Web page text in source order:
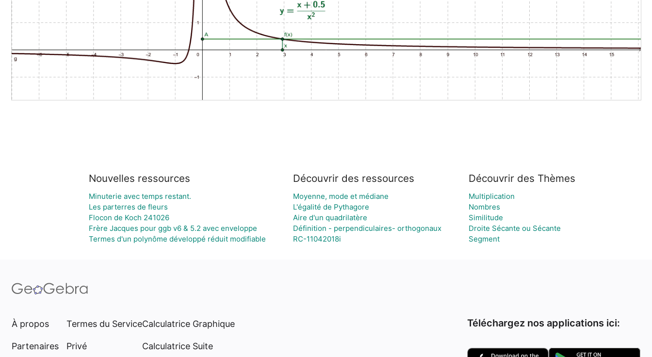
Nouvelles ressources
Minuterie avec temps restant.
Les parterres de fleurs
Flocon de Koch 241026
Frère Jacques pour ggb v6 & 5.2 avec enveloppe
Termes d'un polynôme développé réduit modifiable
Découvrir des ressources
Moyenne, mode et médiane
L'égalité de Pythagore
Aire d'un quadrilatère
Définition - perpendiculaires- orthogonaux
RC-11042018i
Découvrir des Thèmes
Multiplication
Nombres
Similitude
Droite Sécante ou Sécante
Segment
À propos
Partenaires
Termes du Service
Privé
Calculatrice Graphique
Calculatrice Suite
Téléchargez nos applications ici: